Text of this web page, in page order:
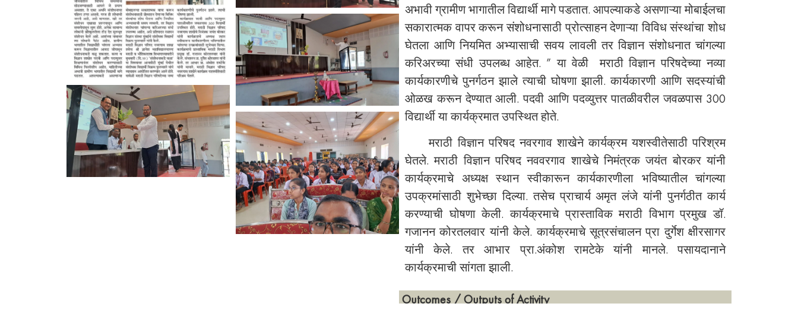
अभावी ग्रामीण भागातील विद्यार्थी मागे पडतात. आपल्याकडे असणाऱ्या मोबाईलचा
सकारात्मक वापर करून संशोधनासाठी प्रोत्साहन देणाऱ्या विविध संस्थांचा शोध
घेतला आणि नियमित अभ्यासाची सवय लावली तर विज्ञान संशोधनात चांगल्या
करिअरच्या संधी उपलब्ध आहेत. ” या वेळी मराठी विज्ञान परिषदेच्या नव्या
कार्यकारणीचे पुनर्गठन झाले त्याची घोषणा झाली. कार्यकारणी आणि सदस्यांची
ओळख करून देण्यात आली. पदवी आणि पदव्युत्तर पातळीवरील जवळपास 300
विद्यार्थी या कार्यक्रमात उपस्थित होते.
मराठी विज्ञान परिषद नवरगाव शाखेने कार्यक्रम यशस्वीतेसाठी परिश्रम
घेतले. मराठी विज्ञान परिषद नववरगाव शाखेचे निमंत्रक जयंत बोरकर यांनी
कार्यक्रमाचे अध्यक्ष स्थान स्वीकारून कार्यकारणीला भविष्यातील चांगल्या
उपक्रमांसाठी शुभेच्छा दिल्या. तसेच प्राचार्य अमृत लंजे यांनी पुनर्गठीत कार्य
करण्याची घोषणा केली. कार्यक्रमाचे प्रास्ताविक मराठी विभाग प्रमुख डॉ.
गजानन कोरतलवार यांनी केले. कार्यक्रमाचे सूत्रसंचालन प्रा दुर्गेश क्षीरसागर
यांनी केले. तर आभार प्रा.अंकोश रामटेके यांनी मानले. पसायदानाने
कार्यक्रमाची सांगता झाली.
Outcomes / Outputs of Activity